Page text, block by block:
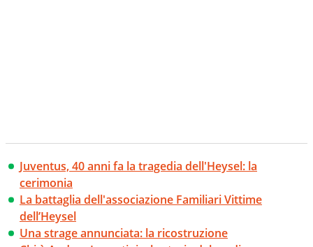
Juventus, 40 anni fa la tragedia dell'Heysel: la
cerimonia
La battaglia dell'associazione Familiari Vittime
dell’Heysel
Una strage annunciata: la ricostruzione